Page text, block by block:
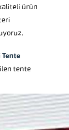
ürün
Tente
tente